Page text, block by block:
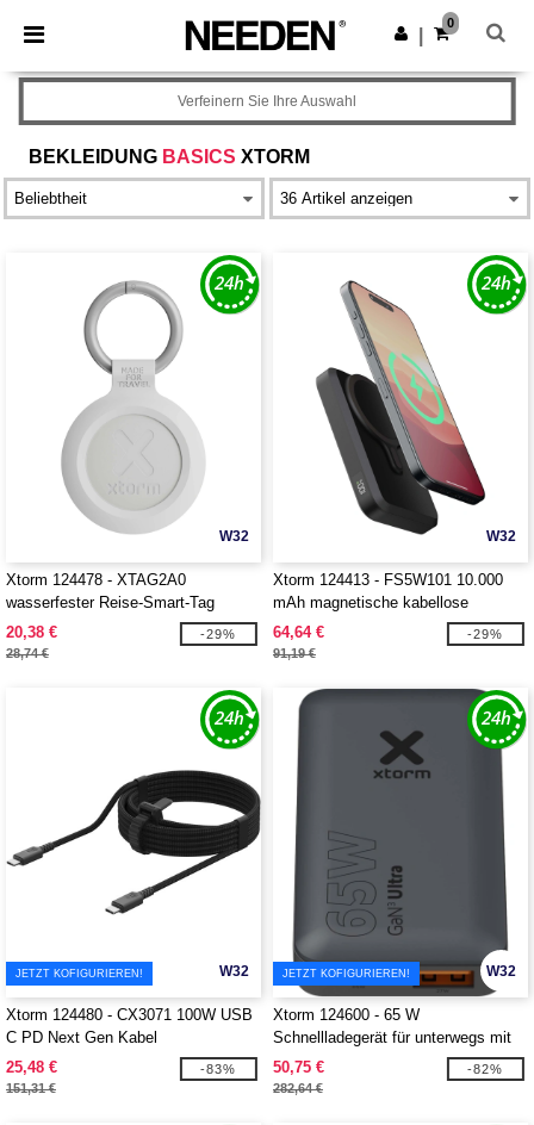
× Needen App
Bessere Preise in der App!
App holen
0
BEKLEIDUNG BASICS XTORM
Verfeinern Sie Ihre Auswahl
W32
Xtorm 124478 - XTAG2A0
wasserfester Reise-Smart-Tag
20,38 €
28,74 €
-29%
W32
Xtorm 124413 - FS5W101 10.000
mAh magnetische kabellose
Powerbank
64,64 €
91,19 €
-29%
W32
JETZT KOFIGURIEREN!
Xtorm 124480 - CX3071 100W USB
C PD Next Gen Kabel
25,48 €
151,31 €
-83%
W32
JETZT KOFIGURIEREN!
Xtorm 124600 - 65 W
Schnellladegerät für unterwegs mit
Kabel und Reiseetui
50,75 €
282,64 €
-82%